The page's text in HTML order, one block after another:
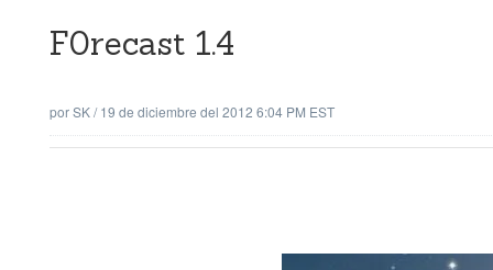
F0recast 1.4
porSK/19 de diciembre del 2012 6:04 PM EST